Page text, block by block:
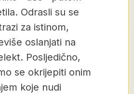
Odrasli su se
za istinom,
oslanjati na
Posljedično,
se okrijepiti onim
koje nudi